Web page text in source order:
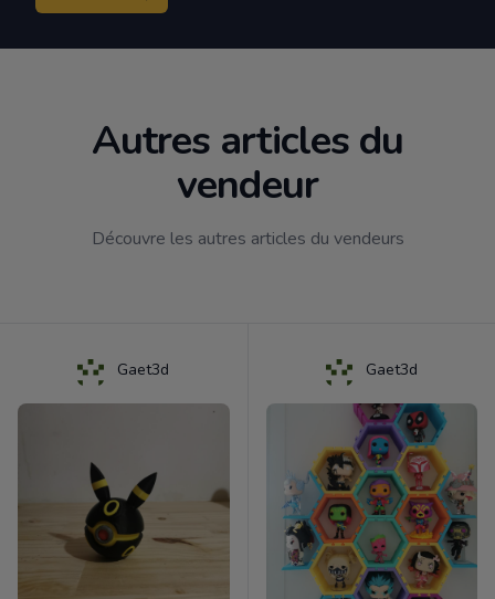
Autres articles du
vendeur
Découvre les autres articles du vendeurs
Gaet3d Gaet3d